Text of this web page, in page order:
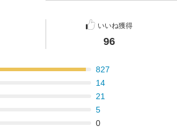
いいね獲得
96
827
14
21
5
0